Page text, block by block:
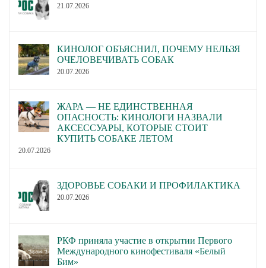
21.07.2026
КИНОЛОГ ОБЪЯСНИЛ, ПОЧЕМУ НЕЛЬЗЯ
ОЧЕЛОВЕЧИВАТЬ СОБАК
20.07.2026
ЖАРА — НЕ ЕДИНСТВЕННАЯ
ОПАСНОСТЬ: КИНОЛОГИ НАЗВАЛИ
АКСЕССУАРЫ, КОТОРЫЕ СТОИТ
КУПИТЬ СОБАКЕ ЛЕТОМ
20.07.2026
ЗДОРОВЬЕ СОБАКИ И ПРОФИЛАКТИКА
20.07.2026
РКФ приняла участие в открытии Первого
Международного кинофестиваля «Белый
Бим»